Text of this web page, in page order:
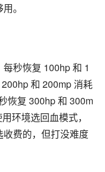
。
秒恢复 100hp 和 1
和 200mp 消耗
恢复 300hp 和 300m
环境选回血模式，
费的，但打没难度